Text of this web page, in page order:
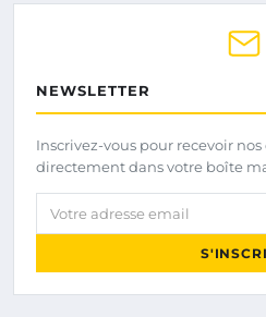
NEWSLETTER
Inscrivez-vous pour recevoir
directement dans votre boîte
Votre adresse email